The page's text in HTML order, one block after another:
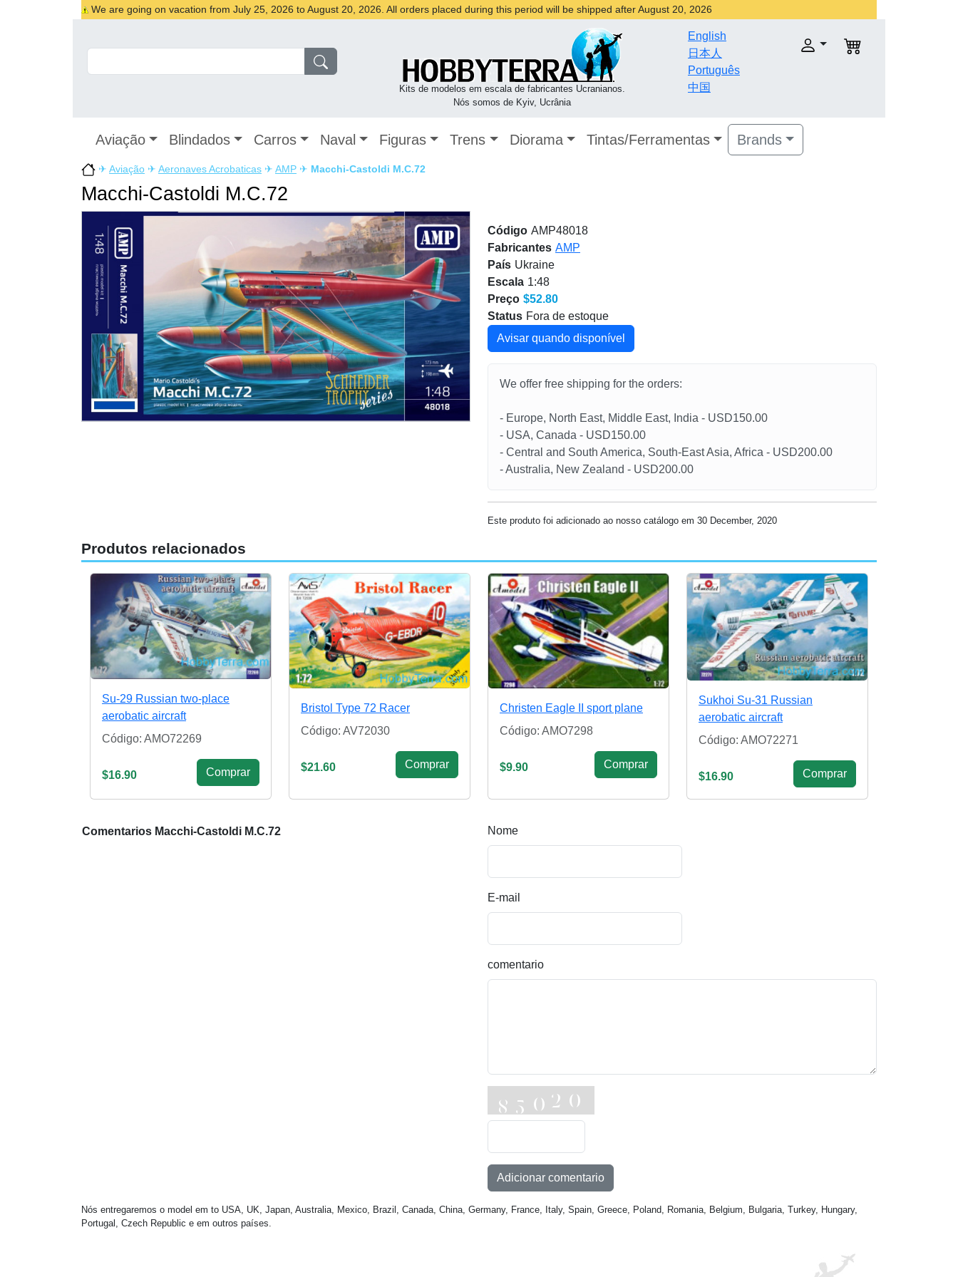
We are going on vacation from July 25, 2026 to August 20, 2026. All orders placed during this period will be shipped after August 20, 2026
Kits de modelos em escala de fabricantes Ucranianos.
Nós somos de Kyiv, Ucrânia
English
日本人
Português
中国
Aviação Blindados Carros Naval Figuras Trens Diorama Tintas/Ferramentas Brands
✈ Aviação ✈ Aeronaves Acrobaticas ✈ AMP ✈ Macchi-Castoldi M.C.72
Macchi-Castoldi M.C.72
Código AMP48018
Fabricantes AMP
País Ukraine
Escala 1:48
Preço $52.80
Status Fora de estoque
Avisar quando disponível
We offer free shipping for the orders:
- Europe, North East, Middle East, India - USD150.00
- USA, Canada - USD150.00
- Central and South America, South-East Asia, Africa - USD200.00
- Australia, New Zealand - USD200.00
Este produto foi adicionado ao nosso catálogo em 30 December, 2020
Produtos relacionados
Su-29 Russian two-place
aerobatic aircraft
Código: AMO72269
$16.90 Сomprar
Bristol Type 72 Racer
Código: AV72030
$21.60 Сomprar
Christen Eagle II sport plane
Código: AMO7298
$9.90 Сomprar
Sukhoi Su-31 Russian
aerobatic aircraft
Código: AMO72271
$16.90 Сomprar
Comentarios Macchi-Castoldi M.C.72 Nome
E-mail
comentario
Adicionar comentario
Nós entregaremos o model em to USA, UK, Japan, Australia, Mexico, Brazil, Canada, China, Germany, France, Italy, Spain, Greece, Poland, Romania, Belgium, Bulgaria, Turkey, Hungary,
Portugal, Czech Republic e em outros países.